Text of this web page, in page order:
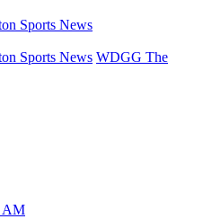
Sports News
Sports News WDGG The
AM